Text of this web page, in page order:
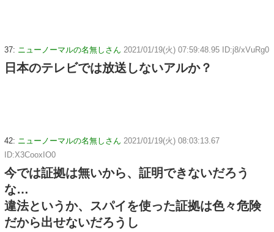
37: ニューノーマルの名無しさん 2021/01/19(火) 07:59:48.95 ID:j8/xVuRg0
日本のテレビでは放送しないアルか？
42: ニューノーマルの名無しさん 2021/01/19(火) 08:03:13.67
ID:X3CooxIO0
今では証拠は無いから、証明できないだろう
な…
違法というか、スパイを使った証拠は色々危険
だから出せないだろうし